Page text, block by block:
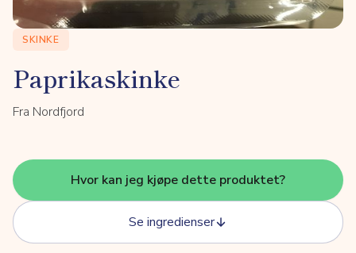
SKINKE
Paprikaskinke
Fra Nordfjord
Hvor kan jeg kjøpe dette produktet?
Se ingredienser